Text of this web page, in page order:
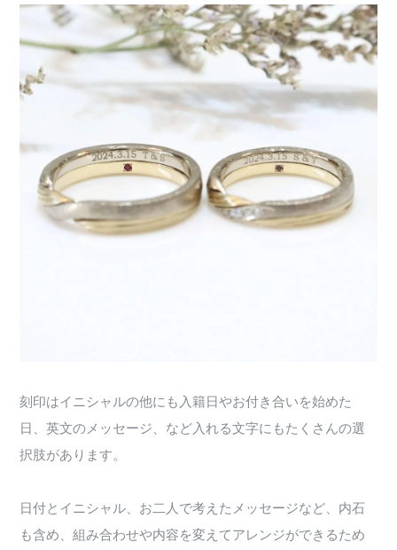
刻印はイニシャルの他にも入籍日やお付き合いを始めた
日、英文のメッセージ、など入れる文字にもたくさんの選
択肢があります。
日付とイニシャル、お二人で考えたメッセージなど、内石
も含め、組み合わせや内容を変えてアレンジができるため